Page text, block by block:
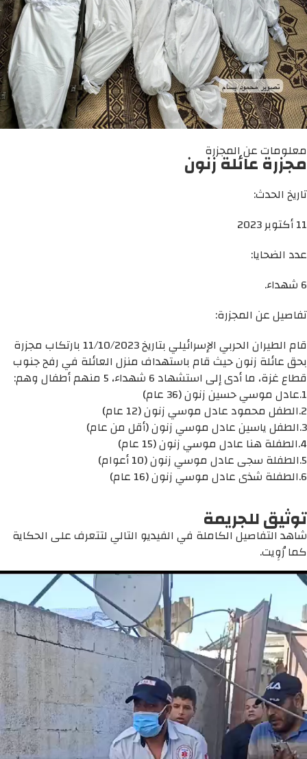
معلومات عن المجزرة
مجزرة عائلة زنون
تاريخ الحدث:
11 أكتوبر 2023
عدد الضحايا:
6 شهداء.
تفاصيل عن المجزرة:
قام الطيران الحربي الإسرائيلي بتاريخ 11/10/2023 بارتكاب مجزرة
بحق عائلة زنون حيث قام باستهداف منزل العائلة في رفح جنوب
قطاع غزة، ما أدى إلى استشهاد 6 شهداء، 5 منهم أطفال وهم:
1.عادل موسي حسين زنون (36 عام)
2.الطفل محمود عادل موسي زنون (12 عام)
3.الطفل ياسين عادل موسي زنون (أقل من عام)
4.الطفلة هنا عادل موسي زنون (15 عام)
5.الطفلة سجى عادل موسي زنون (10 أعوام)
6.الطفلة شذى عادل موسي زنون (16 عام)
توثيق للجريمة
شاهد التفاصيل الكاملة في الفيديو التالي لتتعرف على الحكاية
كما رُوِيت.